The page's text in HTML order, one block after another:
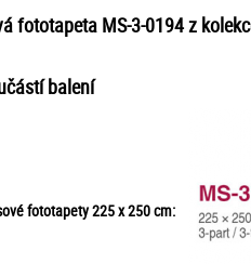
fototapeta MS-3-0194 z
balení
fototapety 225 x 250 cm: